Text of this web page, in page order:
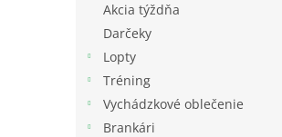
Akcia týždňa
Darčeky
Lopty
Tréning
Vychádzkové oblečenie
Brankári